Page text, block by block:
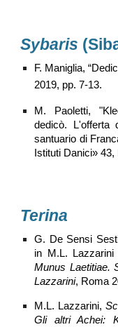
Sybaris
F. Maniglia,
2019, pp. 7-13.
M. Paoletti,
dedicò. L'offerta
santuario di
Istituti Danici»
Terina
G. De Sensi
in M.L.
Munus Laetitiae.
Lazzarini, Roma
M.L. Lazzarini,
Gli altri Achei: